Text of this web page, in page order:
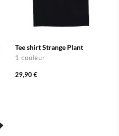
Tee shirt Strange Plant
1 couleur
29,90 €